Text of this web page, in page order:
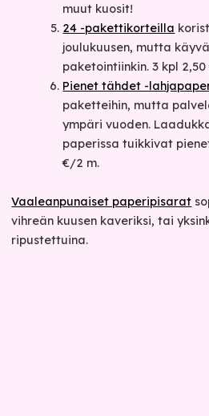
muut kuosit!
24 -pakettikorteilla
joulukuusen, mutta
paketointiinkin. 3 kpl 2,50
Pienet tähdet -
paketteihin, mutta
ympäri vuoden.
paperissa tuikkivat
€/2 m.
Vaaleanpunaiset paperipisarat
vihreän kuusen kaveriksi, tai
ripustettuina.